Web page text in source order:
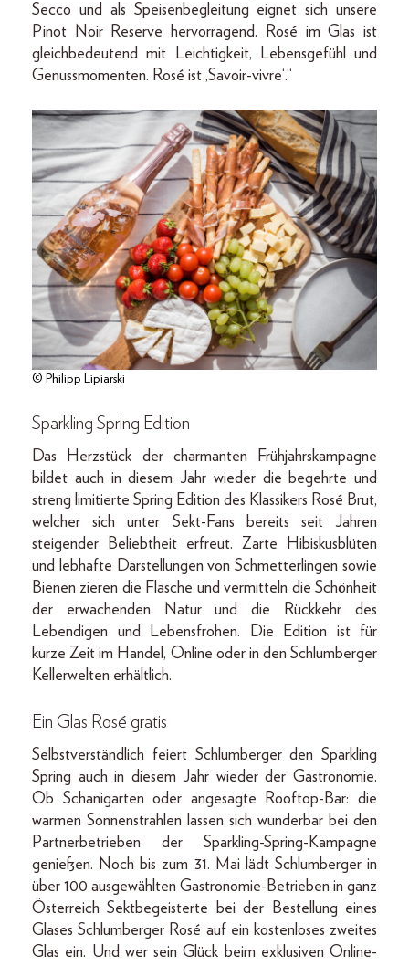
Secco und als Speisenbegleitung eignet sich unsere
Pinot Noir Reserve hervorragend. Rosé im Glas ist
gleichbedeutend mit Leichtigkeit, Lebensgefühl und
Genussmomenten. Rosé ist ‚Savoir-vivre‘.“
© Philipp Lipiarski
Sparkling Spring Edition
Das Herzstück der charmanten Frühjahrskampagne
bildet auch in diesem Jahr wieder die begehrte und
streng limitierte Spring Edition des Klassikers Rosé Brut,
welcher sich unter Sekt-Fans bereits seit Jahren
steigender Beliebtheit erfreut. Zarte Hibiskusblüten
und lebhafte Darstellungen von Schmetterlingen sowie
Bienen zieren die Flasche und vermitteln die Schönheit
der erwachenden Natur und die Rückkehr des
Lebendigen und Lebensfrohen. Die Edition ist für
kurze Zeit im Handel, Online oder in den Schlumberger
Kellerwelten erhältlich.
Ein Glas Rosé gratis
Selbstverständlich feiert Schlumberger den Sparkling
Spring auch in diesem Jahr wieder der Gastronomie.
Ob Schanigarten oder angesagte Rooftop-Bar: die
warmen Sonnenstrahlen lassen sich wunderbar bei den
Partnerbetrieben der Sparkling-Spring-Kampagne
genießen. Noch bis zum 31. Mai lädt Schlumberger in
über 100 ausgewählten Gastronomie-Betrieben in ganz
Österreich Sektbegeisterte bei der Bestellung eines
Glases Schlumberger Rosé auf ein kostenloses zweites
Glas ein. Und wer sein Glück beim exklusiven Online-